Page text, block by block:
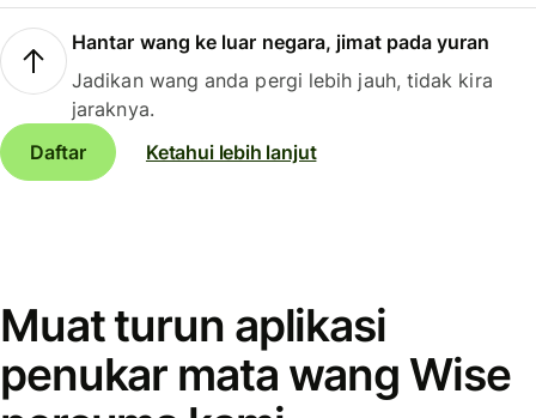
Hantar wang ke luar negara, jimat pada yuran
Jadikan wang anda pergi lebih jauh, tidak kira
jaraknya.
Daftar
Ketahui lebih lanjut
Muat turun aplikasi
penukar mata wang Wise